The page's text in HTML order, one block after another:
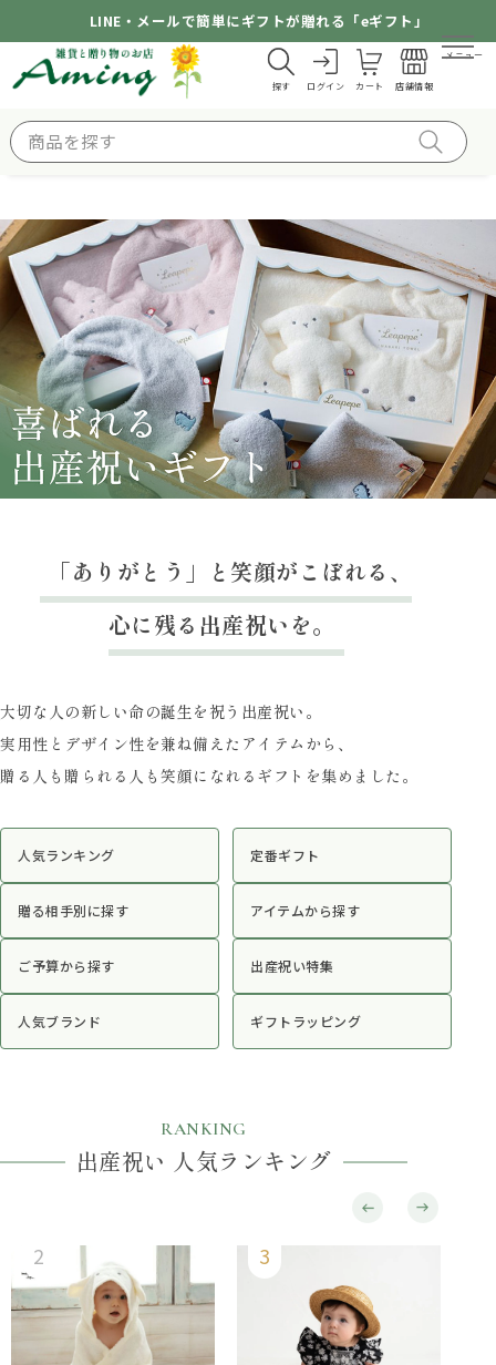
LINE・メールで簡単にギフトが贈れる「eギフト」
探す ログイン カート 店舗情報
メニュー
「ありがとう」と笑顔がこぼれる、
心に残る出産祝いを。
大切な人の新しい命の誕生を祝う出産祝い。
実用性とデザイン性を兼ね備えたアイテムから、
贈る人も贈られる人も笑顔になれるギフトを集めました。
人気ランキング 定番ギフト
贈る相手別に探す アイテムから探す
ご予算から探す 出産祝い特集
人気ブランド ギフトラッピング
RANKING
出産祝い 人気ランキング